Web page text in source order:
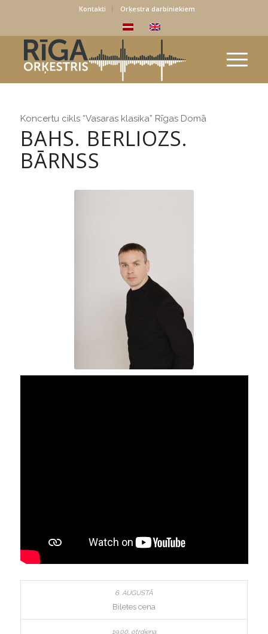
Kontakti Orķestra darbiniekiem
Koncertu cikls “Vasaras klasika” Rīgas Domā
BAHS. BERLIOZS.
BĀRNSS
Biļetes cena